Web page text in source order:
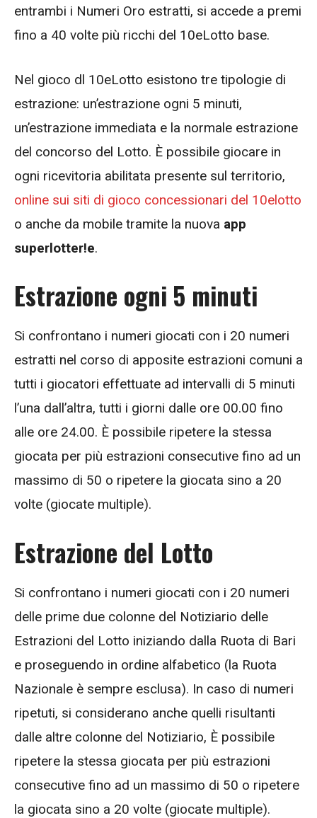
entrambi i Numeri Oro estratti, si accede a premi
fino a 40 volte più ricchi del 10eLotto base.
Nel gioco dl 10eLotto esistono tre tipologie di
estrazione: un’estrazione ogni 5 minuti,
un’estrazione immediata e la normale estrazione
del concorso del Lotto. È possibile giocare in
ogni ricevitoria abilitata presente sul territorio,
online sui siti di gioco concessionari del 10elotto
o anche da mobile tramite la nuova app
superlotter!e.
Estrazione ogni 5 minuti
Si confrontano i numeri giocati con i 20 numeri
estratti nel corso di apposite estrazioni comuni a
tutti i giocatori effettuate ad intervalli di 5 minuti
l’una dall’altra, tutti i giorni dalle ore 00.00 fino
alle ore 24.00. È possibile ripetere la stessa
giocata per più estrazioni consecutive fino ad un
massimo di 50 o ripetere la giocata sino a 20
volte (giocate multiple).
Estrazione del Lotto
Si confrontano i numeri giocati con i 20 numeri
delle prime due colonne del Notiziario delle
Estrazioni del Lotto iniziando dalla Ruota di Bari
e proseguendo in ordine alfabetico (la Ruota
Nazionale è sempre esclusa). In caso di numeri
ripetuti, si considerano anche quelli risultanti
dalle altre colonne del Notiziario, È possibile
ripetere la stessa giocata per più estrazioni
consecutive fino ad un massimo di 50 o ripetere
la giocata sino a 20 volte (giocate multiple).